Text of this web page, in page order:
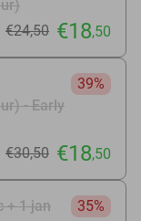
€24,50 €18,50
- Early
39%
€30,50 €18,50
+ 1 jan
35%